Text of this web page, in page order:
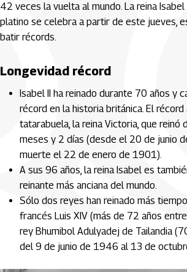
42 veces la vuelta al mundo. La reina Isabel
platino se celebra a partir de este jueves,
batir récords.
Longevidad récord
Isabel II ha reinado durante 70 años y
récord en la historia británica. El
tatarabuela, la reina Victoria, que reinó
meses y 2 días (desde el 20 de junio
muerte el 22 de enero de 1901).
A sus 96 años, la reina Isabel es
reinante más anciana del mundo.
Sólo dos reyes han reinado más
francés Luis XIV (más de 72 años
rey Bhumibol Adulyadej de Tailandia
del 9 de junio de 1946 al 13 de